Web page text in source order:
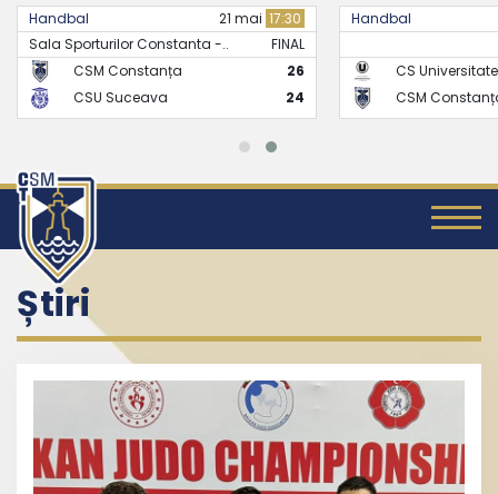
Handbal 21 mai 17:30
Sala Sporturilor Constanta -..
FINAL
CSM Constanța
26
CSU Suceava
24
Handbal
CS
CSM
Știri